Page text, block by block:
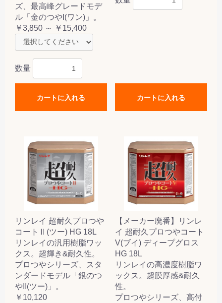
ズ、最高峰グレードモデ
ル「金のつやI(ワン)」。
￥3,850 ～ ￥15,400
数量
カートに入れる カートに入れる
リンレイ 超耐久プロつや
コートⅡ(ツー) HG 18L
リンレイの汎用樹脂ワッ
クス。超輝き&耐久性。
プロつやシリーズ、スタ
ンダードモデル「銀のつ
やII(ツー)」。
￥10,120
【メーカー廃番】リンレ
イ 超耐久プロつやコート
V(ブイ) ディープグロス
HG 18L
リンレイの高濃度樹脂ワ
ックス。超膜厚感&耐久
性。
プロつやシリーズ、高付